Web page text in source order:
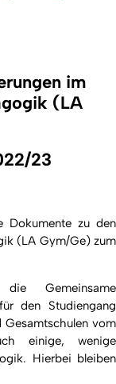
im
(LA
23
Dokumente zu den
(LA Gym/Ge) zum
Gemeinsame
den Studiengang
Gesamtschulen vom
einige, wenige
Hierbei bleiben